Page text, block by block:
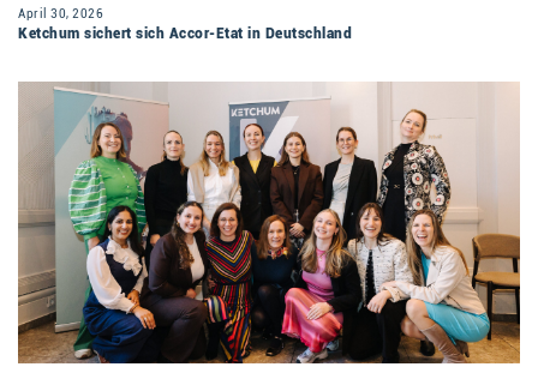
April 30, 2026
Ketchum sichert sich Accor-Etat in Deutschland